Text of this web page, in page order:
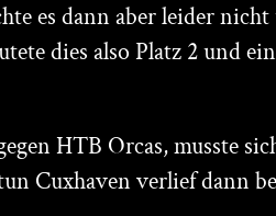
es dann aber leider
dies also Platz 2 und
HTB Orcas, musste
Cuxhaven verlief dann